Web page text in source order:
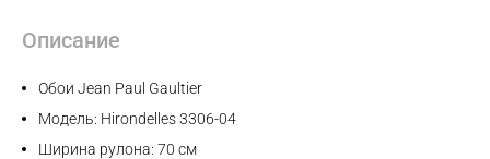
Описание
Обои Jean Paul Gaultier
Модель: Hirondelles 3306-04
Ширина рулона: 70 см